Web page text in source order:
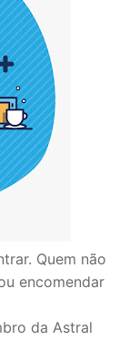
Quem não
encomendar
da Astral